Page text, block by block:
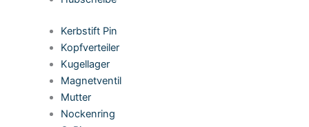
Kerbstift Pin
Kopfverteiler
Kugellager
Magnetventil
Mutter
Nockenring